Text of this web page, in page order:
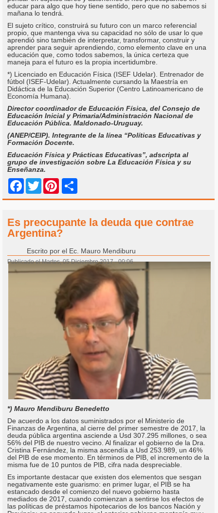
educar para algo que hoy tiene sentido, pero que no sabemos si
mañana lo tendrá.
El sujeto crítico, construirá su futuro con un marco referencial
propio, que mantenga viva su capacidad no sólo de usar lo que
aprendió sino también de interpretar, transformar, construir y
aprender para seguir aprendiendo, como elemento clave en una
educación que, como todos sabemos, la única certeza que
maneja para el futuro es la propia incertidumbre.
*) Licenciado en Educación Física (ISEF Udelar). Entrenador de
fútbol (ISEF-Udelar). Actualmente cursando la Maestría en
Didáctica de la Educación Superior (Centro Latinoamericano de
Economía Humana).
Director coordinador de Educación Física, del Consejo de
Educación Inicial y Primaria/Administración Nacional de
Educación Pública. Maldonado-Uruguay.
(ANEP/CEIP). Integrante de la línea “Políticas Educativas y
Formación Docente.
Educación Física y Prácticas Educativas”, adscripta al
grupo de investigación sobre La Educación Física y su
Enseñanza.
Facebook
Twitter Pinterest
Es preocupante la deuda que contrae
Argentina?
Escrito por el Ec. Mauro Mendiburu
Publicado el Martes, 05 Diciembre 2017 - 00:06
*) Mauro Mendiburu Benedetto
De acuerdo a los datos suministrados por el Ministerio de
Finanzas de Argentina, al cierre del primer semestre de 2017, la
deuda pública argentina asciende a Usd 307.295 millones, o sea
56% del PIB de nuestro vecino. Al finalizar el gobierno de la Dra.
Cristina Fernández, la misma ascendía a Usd 253.989, un 46%
del PIB de ese momento. En términos de PIB, el incremento de la
misma fue de 10 puntos de PIB, cifra nada despreciable.
Es importante destacar que existen dos elementos que sesgan
negativamente este guarismo: en primer lugar, el PIB se ha
estancado desde el comienzo del nuevo gobierno hasta
mediados de 2017, cuando comienzan a sentirse los efectos de
las políticas de préstamos hipotecarios de los bancos Nación y